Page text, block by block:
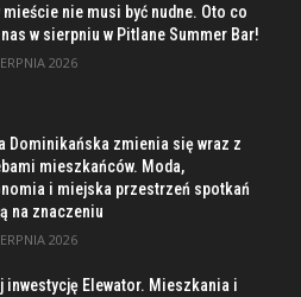
mieście nie musi być nudne. Oto co
w sierpniu w Pitlane Summer Bar!
2026
Dominikańska zmienia się wraz z
mieszkańców. Moda,
i miejska przestrzeń spotkań
na znaczeniu
2026
inwestycję Elewator. Mieszkania i